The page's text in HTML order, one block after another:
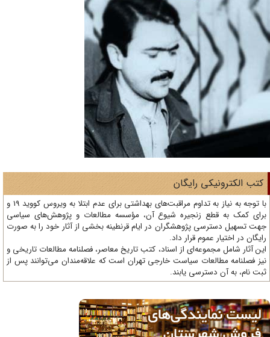
الکترونیکی رایگان
با توجه به نیاز به تداوم مراقبت‌های بهداشتی برای عدم ابتلا به ویروس کووید 19 و
کمک به قطع زنجیره شیوع آن، مؤسسه مطالعات و پژوهش‌های سیاسی
تسهیل دسترسی پژوهشگران در ایام قرنطینه بخشی از آثار خود را به صورت
در اختیار عموم قرار داد.
آثار شامل مجموعه‌ای از اسناد، کتب تاریخ معاصر، فصلنامه‌ مطالعات تاریخی و
فصلنامه مطالعات سیاست خارجی تهران است که علاقه‌مندان می‌توانند پس از
نام، به آن دسترسی یابند.